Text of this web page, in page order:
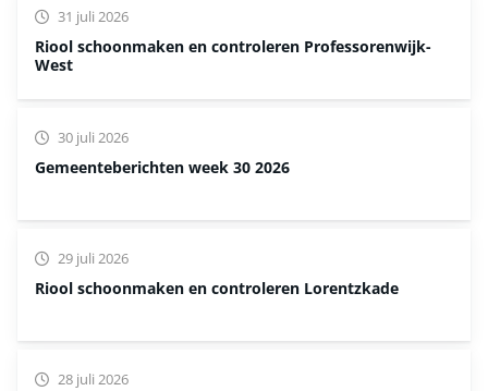
Riool schoonmaken en controleren Professorenwijk-
West
31 juli 2026
Gemeenteberichten week 30 2026
30 juli 2026
Riool schoonmaken en controleren Lorentzkade
29 juli 2026
28 juli 2026